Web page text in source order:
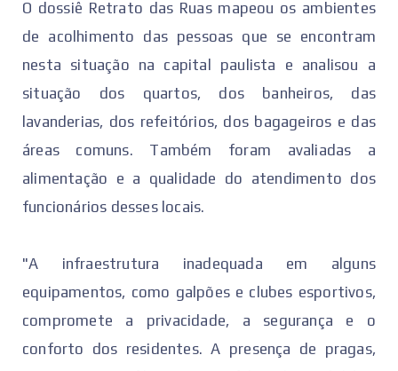
O dossiê Retrato das Ruas mapeou os ambientes
de acolhimento das pessoas que se encontram
nesta situação na capital paulista e analisou a
situação dos quartos, dos banheiros, das
lavanderias, dos refeitórios, dos bagageiros e das
áreas comuns. Também foram avaliadas a
alimentação e a qualidade do atendimento dos
funcionários desses locais.
"A infraestrutura inadequada em alguns
equipamentos, como galpões e clubes esportivos,
compromete a privacidade, a segurança e o
conforto dos residentes. A presença de pragas,